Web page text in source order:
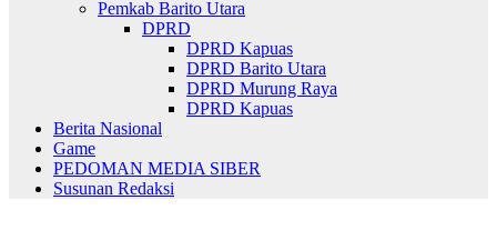
Pemkab Barito Utara
DPRD
DPRD Kapuas
DPRD Barito Utara
DPRD Murung Raya
DPRD Kapuas
Berita Nasional
Game
PEDOMAN MEDIA SIBER
Susunan Redaksi